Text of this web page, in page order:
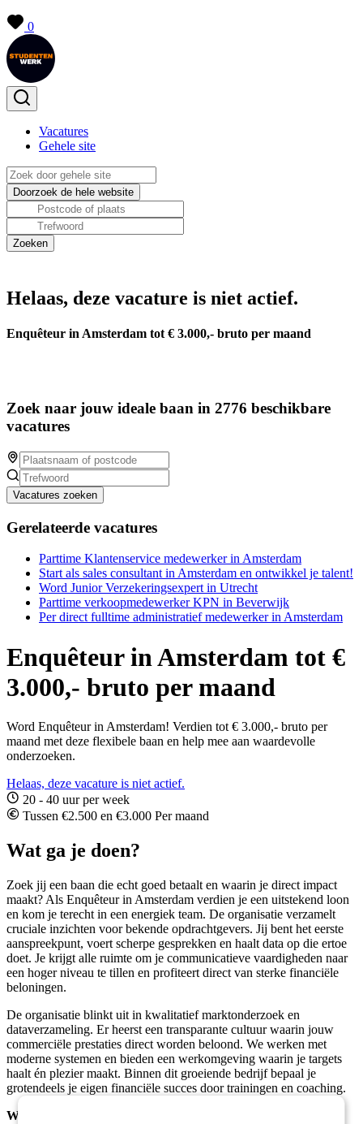
0
Vacatures
Gehele site
Helaas, deze vacature is niet actief.
Enquêteur in Amsterdam tot € 3.000,- bruto per maand
Zoek naar jouw ideale baan in 2776 beschikbare
vacatures
Vacatures zoeken
Gerelateerde vacatures
Parttime Klantenservice medewerker in Amsterdam
Start als sales consultant in Amsterdam en ontwikkel je talent!
Word Junior Verzekeringsexpert in Utrecht
Parttime verkoopmedewerker KPN in Beverwijk
Per direct fulltime administratief medewerker in Amsterdam
Enquêteur in Amsterdam tot €
3.000,- bruto per maand
Word Enquêteur in Amsterdam! Verdien tot € 3.000,- bruto per
maand met deze flexibele baan en help mee aan waardevolle
onderzoeken.
Helaas, deze vacature is niet actief.
20 - 40 uur per week
Tussen €2.500 en €3.000 Per maand
Wat ga je doen?
Zoek jij een baan die echt goed betaalt en waarin je direct impact
maakt? Als Enquêteur in Amsterdam verdien je een uitstekend loon
en kom je terecht in een energiek team. De organisatie verzamelt
cruciale inzichten voor bekende opdrachtgevers. Jij bent het eerste
aanspreekpunt, voert scherpe gesprekken en haalt data op die ertoe
doet. Je krijgt alle ruimte om je communicatieve vaardigheden naar
een hoger niveau te tillen en profiteert direct van sterke financiële
beloningen.
De organisatie blinkt uit in kwalitatief marktonderzoek en
dataverzameling. Er heerst een transparante cultuur waarin jouw
commerciële prestaties direct worden beloond. We werken met
moderne systemen en bieden een werkomgeving waarin je targets
haalt én plezier maakt. Binnen dit groeiende bedrijf bepaal je
grotendeels je eigen financiële succes door trainingen en coaching.
Wat worden jouw taken?